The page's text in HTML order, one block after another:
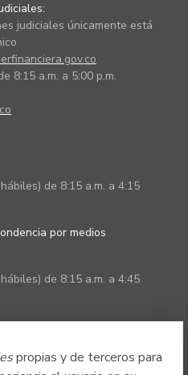
propias y de terceros para
judiciales únicamente está
8:15 a.m. a 5:00 p.m.
de 8:15 a.m. a 4:15
por medios
de 8:15 a.m. a 4:45